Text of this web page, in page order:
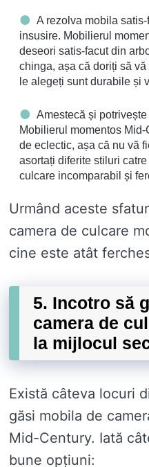
A rezolva mobila
insusire. Mobilierul
deseori satis-facut din
chinga, așa că doriți să
le alegeți sunt durabile și
Amestecă și
Mobilierul momentos
de eclectic, așa că nu vă
asortați diferite stiluri
culcare incomparabil și
Urmând aceste
camera de culcare
cine este atât
5. Incotro să
camera de
la mijlocul
Există câteva locuri
găsi mobila de
Mid-Century. Iată
bune opțiuni: